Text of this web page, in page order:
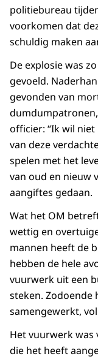
politiebureau
voorkomen dat
schuldig maken
De explosie was
gevoeld.
gevonden van
officier: “Ik wil
van deze
spelen met het
van oud en nieuw
aangiftes gedaan.
Wat het OM
wettig en
mannen heeft de
hebben de hele
vuurwerk uit een
steken. Zodoende
samengewerkt,
Het vuurwerk was
die het heeft